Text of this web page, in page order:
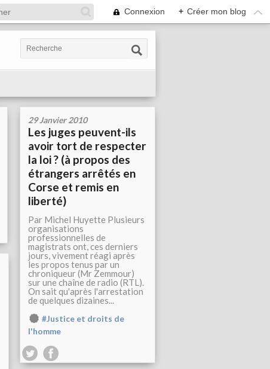
Connexion + Créer mon blog
29 Janvier 2010
Les juges peuvent-ils
avoir tort de respecter
la loi ? (à propos des
étrangers arrêtés en
Corse et remis en
liberté)
Par Michel Huyette Plusieurs
organisations
professionnelles de
magistrats ont, ces derniers
jours, vivement réagi après
les propos tenus par un
chroniqueur (Mr Zemmour)
sur une chaîne de radio (RTL).
On sait qu'après l'arrestation
de quelques dizaines...
#Justice et droits de
l'homme